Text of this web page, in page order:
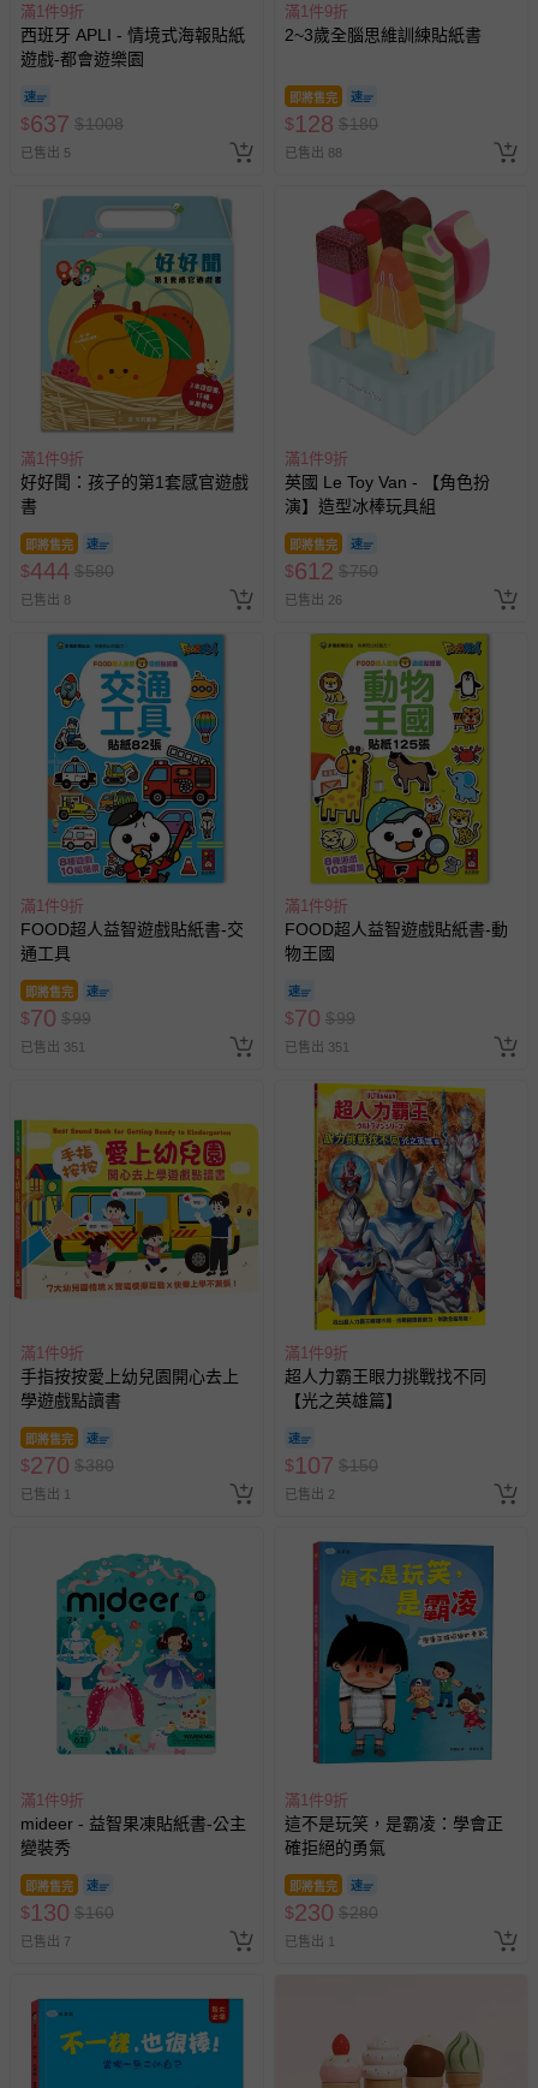
滿1件9折
西班牙 APLI - 情境式海報貼紙
遊戲-都會遊樂園
$637 $1008
已售出 5
滿1件9折
2~3歲全腦思維訓練貼紙書
即將售完
$128 $180
已售出 88
滿1件9折
好好聞：孩子的第1套感官遊戲
書
即將售完
$444 $580
已售出 8
滿1件9折
英國 Le Toy Van - 【角色扮
演】造型冰棒玩具組
即將售完
$612 $750
已售出 26
滿1件9折
FOOD超人益智遊戲貼紙書-交
通工具
即將售完
$70 $99
已售出 351
滿1件9折
FOOD超人益智遊戲貼紙書-動
物王國
$70 $99
已售出 351
滿1件9折
手指按按愛上幼兒園開心去上
學遊戲點讀書
即將售完
$270 $380
已售出 1
滿1件9折
超人力霸王眼力挑戰找不同
【光之英雄篇】
$107 $150
已售出 2
滿1件9折
mideer - 益智果凍貼紙書-公主
變裝秀
即將售完
$130 $160
已售出 7
滿1件9折
這不是玩笑，是霸凌：學會正
確拒絕的勇氣
即將售完
$230 $280
已售出 1